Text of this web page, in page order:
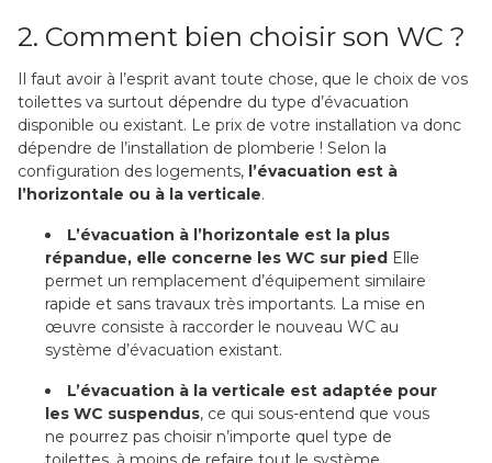
2. Comment bien choisir son WC ?
Il faut avoir à l’esprit avant toute chose, que le choix de vos
toilettes va surtout dépendre du type d’évacuation
disponible ou existant. Le prix de votre installation va donc
dépendre de l’installation de plomberie ! Selon la
configuration des logements, l’évacuation est à
l’horizontale ou à la verticale.
L’évacuation à l’horizontale est la plus
répandue, elle concerne les WC sur pied Elle
permet un remplacement d’équipement similaire
rapide et sans travaux très importants. La mise en
œuvre consiste à raccorder le nouveau WC au
système d’évacuation existant.
L’évacuation à la verticale est adaptée pour
les WC suspendus, ce qui sous-entend que vous
ne pourrez pas choisir n’importe quel type de